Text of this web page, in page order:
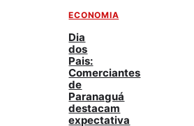
ECONOMIA
Dia
dos
Pais:
Comerciantes
de
Paranaguá
destacam
expectativa